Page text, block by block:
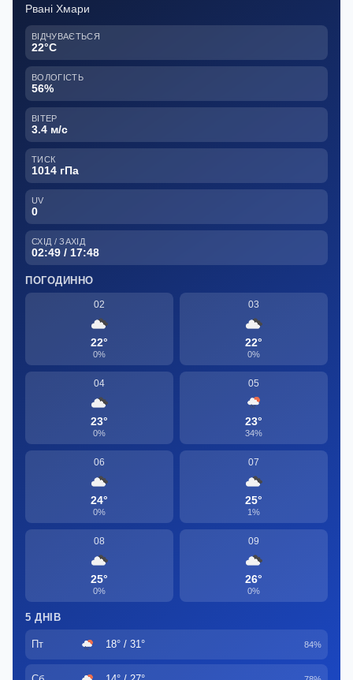
Рвані Хмари
ВІДЧУВАЄТЬСЯ
22°C
ВОЛОГІСТЬ
56%
ВІТЕР
3.4 м/с
ТИСК
1014 гПа
UV
0
СХІД / ЗАХІД
02:49 / 17:48
ПОГОДИННО
02
22°
0%
03
22°
0%
04
23°
0%
05
23°
34%
06
24°
0%
07
25°
1%
08
25°
0%
09
26°
0%
5 ДНІВ
Пт 18° / 31° 84%